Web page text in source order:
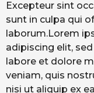
Excepteur sint
sunt in culpa qui
laborum.Lorem
adipiscing elit,
labore et dolore
veniam, quis
nisi ut aliquip ex